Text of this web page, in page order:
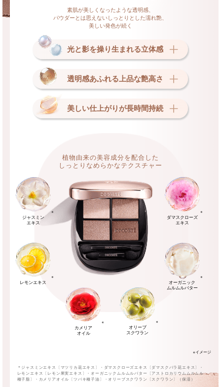
素肌が美しくなったような透明感、
パウダーとは思えないしっとりとした濡れ艶、
美しい発色が続く
光と影を操り生まれる立体感
透明感あふれる上品な艶高さ
美しい仕上がりが長時間持続
植物由来の美容成分を配合した
しっとりなめらかなテクスチャー
※
ジャスミン
エキス
※
ダマスクローズ
エキス
※
レモンエキス
※
オーガニック
ムルムルバター
※
カメリア
オイル
※
オリーブ
スクワラン
※イメージ
＊ジャスミンエキス〔マツリカ花エキス〕・ダマスクローズエキス〔ダマスクバラ花エキス〕・
レモンエキス〔レモン果実エキス〕・オーガニックムルムルバター〔アストロカリウムムルムル
種子脂〕・カメリアオイル〔ツバキ種子油〕・オリーブスクワラン〔スクワラン〕（保湿）